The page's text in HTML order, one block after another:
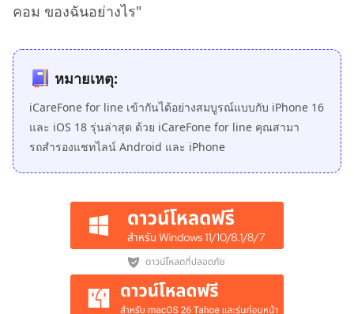
คอม ของฉันอย่างไร"
หมายเหตุ:
iCareFone for line เข้ากันได้อย่างสมบูรณ์แบบกับ iPhone 16
และ iOS 18 รุ่นล่าสุด ด้วย iCareFone for line คุณสามา
รถสํารองแชทไลน์ Android และ iPhone